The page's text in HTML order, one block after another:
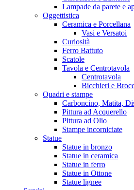
Lampade da parete e
Oggettistica
Ceramica e Porcellana
Vasi e Versatoi
Curiosità
Ferro Battuto
Scatole
Tavola e Centrotavola
Centrotavola
Bicchieri e
Quadri e stampe
Carboncino, Matita,
Pittura ad Acquerello
Pittura ad Olio
Stampe incorniciate
Statue
Statue in bronzo
Statue in ceramica
Statue in ferro
Statue in Ottone
Statue lignee